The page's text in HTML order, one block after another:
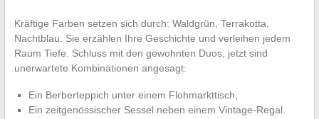
Kräftige Farben setzen sich durch: Waldgrün, Terrakotta,
Nachtblau. Sie erzählen Ihre Geschichte und verleihen jedem
Raum Tiefe. Schluss mit den gewohnten Duos, jetzt sind
unerwartete Kombinationen angesagt:
Ein Berberteppich unter einem Flohmarkttisch,
Ein zeitgenössischer Sessel neben einem Vintage-Regal.